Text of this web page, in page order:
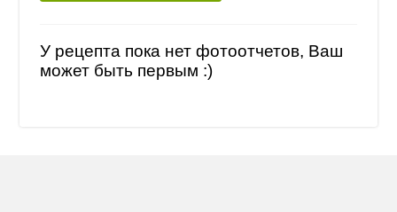
У рецепта пока нет фотоотчетов, Ваш
может быть первым :)